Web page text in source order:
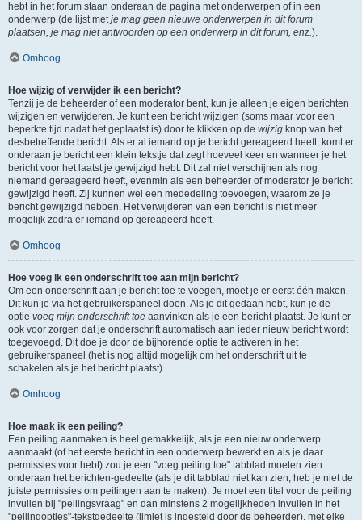
hebt in het forum staan onderaan de pagina met onderwerpen of in een
onderwerp (de lijst metje mag geen nieuwe onderwerpen in dit forum
plaatsen, je mag niet antwoorden op een onderwerp in dit forum, enz.).
Omhoog
Hoe wijzig of verwijder ik een bericht?
Tenzij je de beheerder of een moderator bent, kun je alleen je eigen berichten
wijzigen en verwijderen. Je kunt een bericht wijzigen (soms maar voor een
beperkte tijd nadat het geplaatst is) door te klikken op de wijzig knop van het
desbetreffende bericht. Als er al iemand op je bericht gereageerd heeft, komt er
onderaan je bericht een klein tekstje dat zegt hoeveel keer en wanneer je het
bericht voor het laatst je gewijzigd hebt. Dit zal niet verschijnen als nog
niemand gereageerd heeft, evenmin als een beheerder of moderator je bericht
gewijzigd heeft. Zij kunnen wel een mededeling toevoegen, waarom ze je
bericht gewijzigd hebben. Het verwijderen van een bericht is niet meer
mogelijk zodra er iemand op gereageerd heeft.
Omhoog
Hoe voeg ik een onderschrift toe aan mijn bericht?
Om een onderschrift aan je bericht toe te voegen, moet je er eerst één maken.
Dit kun je via het gebruikerspaneel doen. Als je dit gedaan hebt, kun je de
optie voeg mijn onderschrift toe aanvinken als je een bericht plaatst. Je kunt er
ook voor zorgen dat je onderschrift automatisch aan ieder nieuw bericht wordt
toegevoegd. Dit doe je door de bijhorende optie te activeren in het
gebruikerspaneel (het is nog altijd mogelijk om het onderschrift uit te
schakelen als je het bericht plaatst).
Omhoog
Hoe maak ik een peiling?
Een peiling aanmaken is heel gemakkelijk, als je een nieuw onderwerp
aanmaakt (of het eerste bericht in een onderwerp bewerkt en als je daar
permissies voor hebt) zou je een "voeg peiling toe" tabblad moeten zien
onderaan het berichten-gedeelte (als je dit tabblad niet kan zien, heb je niet de
juiste permissies om peilingen aan te maken). Je moet een titel voor de peiling
invullen bij "peilingsvraag" en dan minstens 2 mogelijkheden invullen in het
"peilingopties"-tekstgedeelte (limiet is ingesteld door de beheerder), met elke